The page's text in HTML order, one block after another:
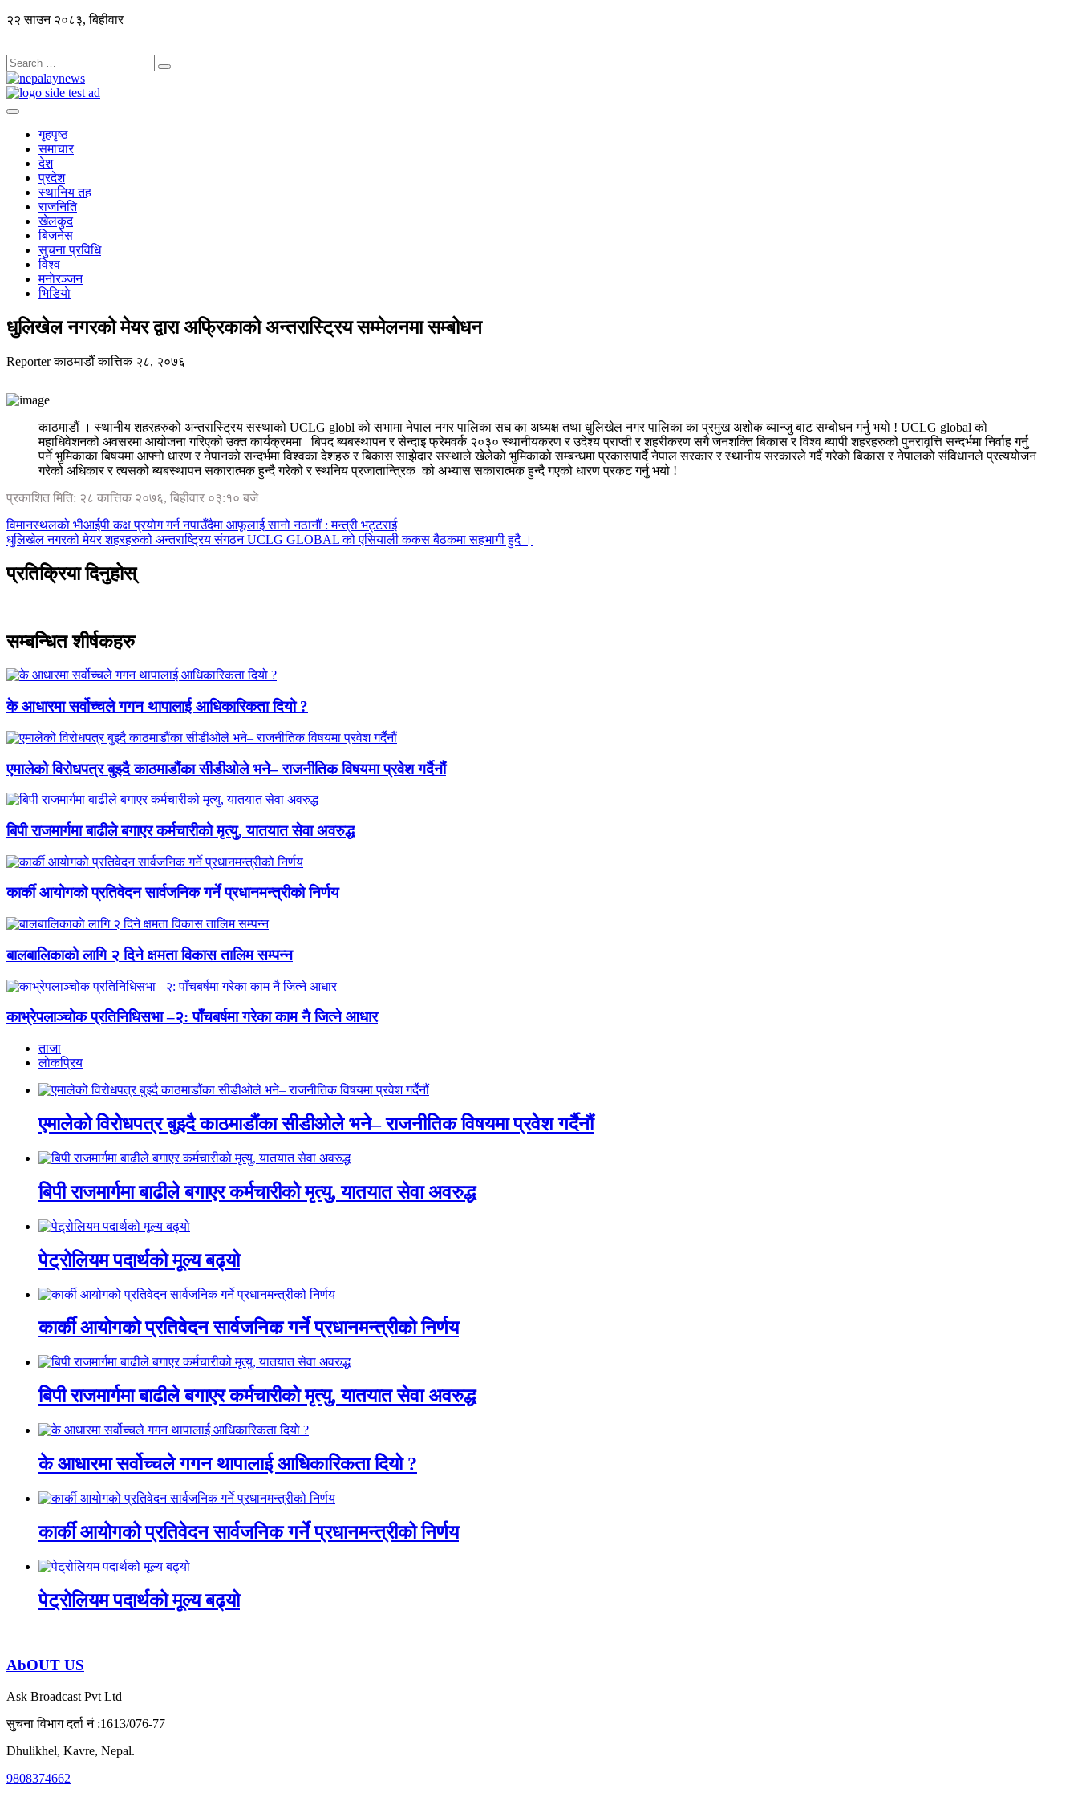
२२ साउन २०८३, बिहीवार
गृहपृष्ठ
समाचार
देश
प्रदेश
स्थानिय तह
राजनिति
खेलकुद
बिजनेस
सुचना प्रविधि
विश्व
मनाेरञ्जन
भिडियाे
धुलिखेल नगरको मेयर द्वारा अफ्रिकाको अन्तरास्ट्रिय सम्मेलनमा सम्बोधन
Reporterकाठमाडौंकात्तिक २८, २०७६
काठमाडौं । स्थानीय शहरहरुको अन्तरास्ट्रिय सस्थाको UCLG globl को सभामा नेपाल नगर पालिका सघ का अध्यक्ष तथा धुलिखेल नगर पालिका का प्रमुख अशोक ब्यान्जु बाट सम्बोधन गर्नु भयो ! UCLG global को
महाधिवेशनको अवसरमा आयोजना गरिएको उक्त कार्यक्रममा बिपद ब्यबस्थापन र सेन्दाइ फ्रेमवर्क २०३० स्थानीयकरण र उदेश्य प्राप्ती र शहरीकरण सगै जनशक्ति बिकास र विश्व ब्यापी शहरहरुको पुनरावृत्ति सन्दर्भमा निर्वाह गर्नु
पर्ने भुमिकाका बिषयमा आफ्नो धारण र नेपानको सन्दर्भमा विश्वका देशहरु रबिकास साझेदार सस्थाले खेलेको भुमिकाको सम्बन्धमा प्रकासपार्दै नेपाल सरकार र स्थानीय सरकारले गर्दै गरेको बिकास र नेपालको संविधानले प्रत्ययोजन
गरेको अधिकार र त्यसको ब्यबस्थापन सकारात्मक हुन्दै गरेको र स्थनिय प्रजातान्त्रिक को अभ्यास सकारात्मक हुन्दै गएको धारण प्रकट गर्नु भयो !
प्रकाशित मिति: २८ कात्तिक २०७६, बिहीवार ०३:१० बजे
विमानस्थलको भीआईपी कक्ष प्रयोग गर्न नपाउँदैमा आफूलाई सानो नठानौं : मन्त्री भट्टराई
धुलिखेल नगरको मेयर शहरहरुको अन्तराष्ट्रिय संगठन UCLG GLOBAL को एसियाली ककस बैठकमा सहभागी हुदै ।
प्रतिक्रिया दिनुहोस्
सम्बन्धित शीर्षकहरु
के आधारमा सर्वोच्चले गगन थापालाई आधिकारिकता दियो ?
एमालेको विरोधपत्र बुझ्दै काठमाडौंका सीडीओले भने– राजनीतिक विषयमा प्रवेश गर्दैनौं
बिपी राजमार्गमा बाढीले बगाएर कर्मचारीको मृत्यु, यातयात सेवा अवरुद्ध
कार्की आयोगको प्रतिवेदन सार्वजनिक गर्ने प्रधानमन्त्रीको निर्णय
बालबालिकाकाे लागि २ दिने क्षमता विकास तालिम सम्पन्न
काभ्रेपलाञ्चोक प्रतिनिधिसभा –२: पाँचबर्षमा गरेका काम नै जित्ने आधार
ताजा
लाेकप्रिय
एमालेको विरोधपत्र बुझ्दै काठमाडौंका सीडीओले भने– राजनीतिक विषयमा प्रवेश गर्दैनौं
बिपी राजमार्गमा बाढीले बगाएर कर्मचारीको मृत्यु, यातयात सेवा अवरुद्ध
पेट्रोलियम पदार्थको मूल्य बढ्यो
कार्की आयोगको प्रतिवेदन सार्वजनिक गर्ने प्रधानमन्त्रीको निर्णय
बिपी राजमार्गमा बाढीले बगाएर कर्मचारीको मृत्यु, यातयात सेवा अवरुद्ध
के आधारमा सर्वोच्चले गगन थापालाई आधिकारिकता दियो ?
कार्की आयोगको प्रतिवेदन सार्वजनिक गर्ने प्रधानमन्त्रीको निर्णय
पेट्रोलियम पदार्थको मूल्य बढ्यो
AbOUT US
Ask Broadcast Pvt Ltd
सुचना विभाग दर्ता नं :1613/076-77
Dhulikhel, Kavre, Nepal.
9808374662